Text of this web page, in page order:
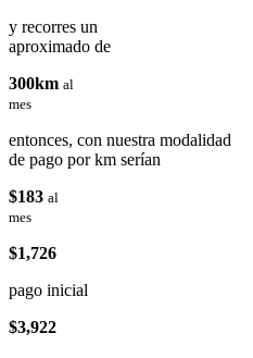
y recorres un
aproximado de
300km al
mes
entonces, con nuestra modalidad
de pago por km serían
$183 al
mes
$1,726
pago inicial
$3,922